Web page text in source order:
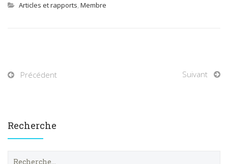
Articles et rapports, Membre
Précédent Suivant
Recherche